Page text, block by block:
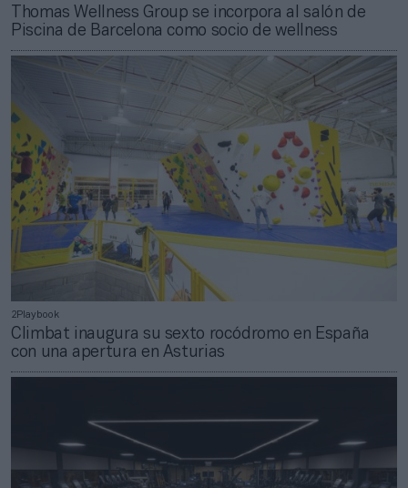
Thomas Wellness Group se incorpora al salón de
Piscina de Barcelona como socio de wellness
2Playbook
Climbat inaugura su sexto rocódromo en España
con una apertura en Asturias